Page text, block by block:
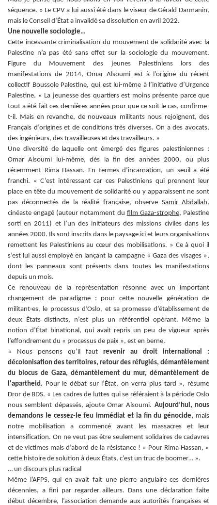
séquence. » Le CPV a lui aussi été dans le viseur de Gérald Darmanin,
mais le Conseil d’État a invalidé sa dissolution en avril 2022.
Une nouvelle sociologie…
Cette incessante criminalisation du mouvement de solidarité avec la
Palestine n’a pas été sans effet sur la sociologie du mouvement.
Figure du Mouvement des jeunes Palestiniens lors des
manifestations de 2014, Omar Alsoumi est à l’origine du récent
collectif Boussole Palestine, qui est lui-même à l’initiative d’Urgence
Palestine. « La jeunesse des quartiers est moins présente parce que
tout a été fait ces dernières années pour que ce soit le cas, confirme-
t-il. Mais en revanche, de nouveaux militants nous rejoignent, des
Français d’origines et de conditions très diverses. On a des avocats,
des ingénieurs, des travailleuses et des travailleurs. »
Une diversité de laquelle ont émergé des figures palestiniennes :
Omar Alsoumi lui-même, dès la fin des années 2000, ou plus
récemment Rima Hassan. En termes d’incarnation, un seuil a été
franchi. « C’est intéressant car ces Palestiniens qui prennent leur
place en tête du mouvement de solidarité ou y apparaissent ne sont
pas déconnectés de la réalité française, observe Samir Abdallah,
cinéaste engagé (auteur notamment du film Gaza-strophe, Palestine
sorti en 2011) et l’un des initiateurs des missions civiles dans les
années 2000. Ils sont inscrits dans le paysage ici et leurs organisations
remettent les Palestiniens au cœur des mobilisations. » Ce à quoi il
s’est lui aussi employé en lançant la campagne « Gaza des visages »,
dont les panneaux sont présents dans toutes les manifestations
depuis un mois.
Ce renouveau de la représentation résonne avec un important
changement de paradigme : pour cette nouvelle génération de
militant·es, le processus d’Oslo, et sa promesse d’établissement de
deux États distincts, n’est plus un référentiel opérant. Même la
notion d’État binational, qui avait repris un peu de vigueur après
l’effondrement du « processus de paix », est en berne.
« Nous pensons qu’il faut revenir au droit international :
décolonisation des territoires, retour des réfugiés, démantèlement
du blocus de Gaza, démantèlement du mur, démantèlement de
l'apartheid. Pour le débat sur l’État, on verra plus tard », résume
Dror de BDS. « Les cadres de luttes qui se référaient à la période Oslo
nous semblent dépassés, ajoute Omar Alsoumi. Aujourd’hui, nous
demandons le cessez-le feu immédiat et la fin du génocide, mais
notre mobilisation a commencé avant les massacres et leur
intensification. On ne veut pas être seulement solidaires de cadavres
et de victimes mais d’abord de la résistance ! » Pour Rima Hassan, «
cette histoire de solution à deux États, c’est un truc de boomer… ».
… un discours plus radical
Même l’AFPS, qui en avait fait une pierre angulaire ces dernières
décennies, a fini par regarder ailleurs. Dans une déclaration faite
début décembre, l’association demande aux autorités françaises et